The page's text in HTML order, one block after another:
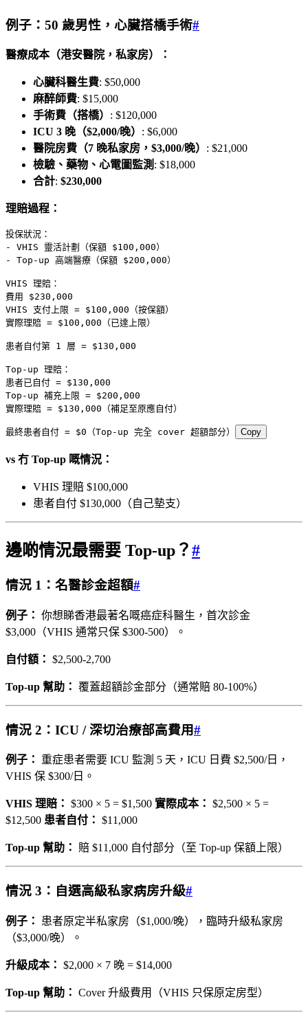
例子：50 歲男性，心臟搭橋手術#
醫療成本（港安醫院，私家房）：
心臟科醫生費: $50,000
麻醉師費: $15,000
手術費（搭橋） : $120,000
ICU 3 晚（$2,000/晚） : $6,000
醫院房費（7 晚私家房，$3,000/晚） : $21,000
檢驗、藥物、心電圖監測 : $18,000
合計: $230,000
理賠過程：
投保狀況：
- VHIS 靈活計劃（保額 $100,000）
- Top-up 高端醫療（保額 $200,000）
VHIS 理賠：
費用 $230,000
VHIS 支付上限 = $100,000（按保額）
實際理賠 = $100,000（已達上限）
患者自付第 1 層 = $130,000
Top-up 理賠：
患者已自付 = $130,000
Top-up 補充上限 = $200,000
實際理賠 = $130,000（補足至原應自付）
最終患者自付 = $0（Top-up 完全 cover 超額部分） Copy
vs 冇 Top-up 嘅情況：
VHIS 理賠 $100,000
患者自付 $130,000（自己墊支）
邊啲情況最需要 Top-up？#
情況 1：名醫診金超額#
例子： 你想睇香港最著名嘅癌症科醫生，首次診金
$3,000（VHIS 通常只保 $300-500）。
自付額： $2,500-2,700
Top-up 幫助： 覆蓋超額診金部分（通常賠 80-100%）
情況 2：ICU / 深切治療部高費用#
例子：
重症患者需要 ICU 監測 5 天，ICU 日費 $2,500/日，
VHIS 保 $300/日。
VHIS 理賠： $300 × 5 = $1,500 實際成本： $2,500 × 5 =
$12,500 患者自付： $11,000
Top-up 幫助： 賠 $11,000 自付部分（至 Top-up 保額上限）
情況 3：自選高級私家病房升級#
例子：
患者原定半私家房（$1,000/晚），臨時升級私家房
（$3,000/晚）。
升級成本： $2,000 × 7 晚 = $14,000
Top-up 幫助： Cover 升級費用（VHIS 只保原定房型）